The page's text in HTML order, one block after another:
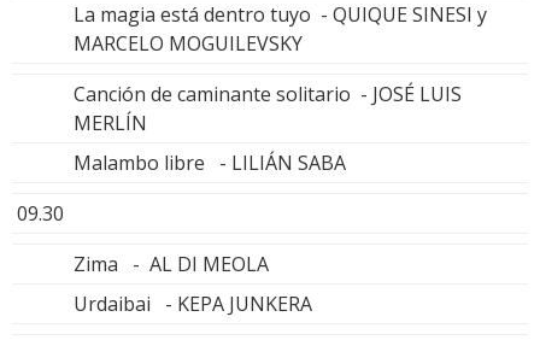
La magia está dentro tuyo - QUIQUE SINESI y
MARCELO MOGUILEVSKY
Canción de caminante solitario - JOSÉ LUIS
MERLÍN
Malambo libre - LILIÁN SABA
09.30
Zima - AL DI MEOLA
Urdaibai - KEPA JUNKERA